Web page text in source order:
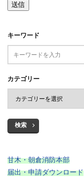
キーワード
カテゴリー
検索
甘木・朝倉消防本部
届出・申請ダウンロード